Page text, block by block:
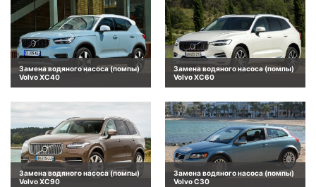
Замена водяного насоса (помпы)
Volvo XC40
Замена водяного насоса (помпы)
Volvo XC60
Замена водяного насоса (помпы)
Volvo XC90
Замена водяного насоса (помпы)
Volvo C30